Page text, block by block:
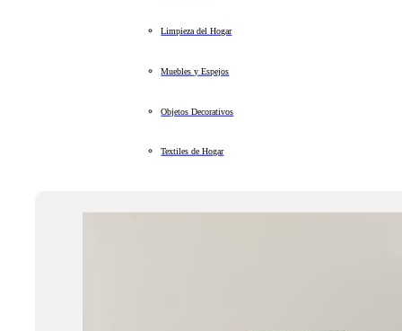
Limpieza del Hogar
Muebles y Espejos
Objetos Decorativos
Textiles de Hogar